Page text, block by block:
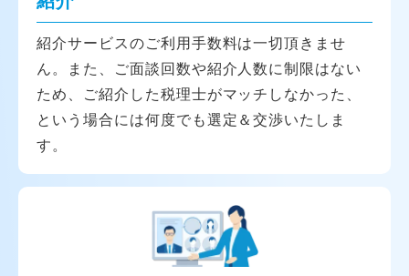
紹介サービスのご利用手数料は一切頂きませ
ん。また、ご面談回数や紹介人数に制限はない
ため、ご紹介した税理士がマッチしなかった、
という場合には何度でも選定＆交渉いたしま
す。